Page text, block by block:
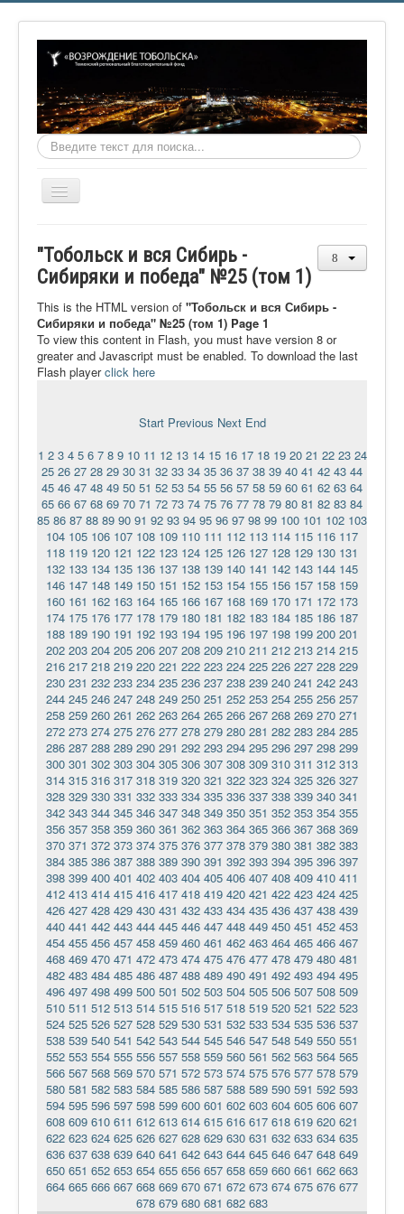
Искать...
Включить/
О фонде
Видеоматериалы
Контакты
Ермаковополе.рф
"Тобольск и вся Сибирь -
Сибиряки и победа" №25 (том 1)
This is the HTML version of "Тобольск и вся Сибирь -
Сибиряки и победа" №25 (том 1) Page 1
To view this content in Flash, you must have version 8 or
greater and Javascript must be enabled. To download the last
Flash playerclick here
Start Previous Next End
1 2 3 4 5 6 7 8 9 10 11 12 13 14 15 16 17 18 19 20 21 22 23 24
25 26 27 28 29 30 31 32 33 34 35 36 37 38 39 40 41 42 43 44
45 46 47 48 49 50 51 52 53 54 55 56 57 58 59 60 61 62 63 64
65 66 67 68 69 70 71 72 73 74 75 76 77 78 79 80 81 82 83 84
85 86 87 88 89 90 91 92 93 94 95 96 97 98 99 100 101 102 103
104 105 106 107 108 109 110 111 112 113 114 115 116 117
118 119 120 121 122 123 124 125 126 127 128 129 130 131
132 133 134 135 136 137 138 139 140 141 142 143 144 145
146 147 148 149 150 151 152 153 154 155 156 157 158 159
160 161 162 163 164 165 166 167 168 169 170 171 172 173
174 175 176 177 178 179 180 181 182 183 184 185 186 187
188 189 190 191 192 193 194 195 196 197 198 199 200 201
202 203 204 205 206 207 208 209 210 211 212 213 214 215
216 217 218 219 220 221 222 223 224 225 226 227 228 229
230 231 232 233 234 235 236 237 238 239 240 241 242 243
244 245 246 247 248 249 250 251 252 253 254 255 256 257
258 259 260 261 262 263 264 265 266 267 268 269 270 271
272 273 274 275 276 277 278 279 280 281 282 283 284 285
286 287 288 289 290 291 292 293 294 295 296 297 298 299
300 301 302 303 304 305 306 307 308 309 310 311 312 313
314 315 316 317 318 319 320 321 322 323 324 325 326 327
328 329 330 331 332 333 334 335 336 337 338 339 340 341
342 343 344 345 346 347 348 349 350 351 352 353 354 355
356 357 358 359 360 361 362 363 364 365 366 367 368 369
370 371 372 373 374 375 376 377 378 379 380 381 382 383
384 385 386 387 388 389 390 391 392 393 394 395 396 397
398 399 400 401 402 403 404 405 406 407 408 409 410 411
412 413 414 415 416 417 418 419 420 421 422 423 424 425
426 427 428 429 430 431 432 433 434 435 436 437 438 439
440 441 442 443 444 445 446 447 448 449 450 451 452 453
454 455 456 457 458 459 460 461 462 463 464 465 466 467
468 469 470 471 472 473 474 475 476 477 478 479 480 481
482 483 484 485 486 487 488 489 490 491 492 493 494 495
496 497 498 499 500 501 502 503 504 505 506 507 508 509
510 511 512 513 514 515 516 517 518 519 520 521 522 523
524 525 526 527 528 529 530 531 532 533 534 535 536 537
538 539 540 541 542 543 544 545 546 547 548 549 550 551
552 553 554 555 556 557 558 559 560 561 562 563 564 565
566 567 568 569 570 571 572 573 574 575 576 577 578 579
580 581 582 583 584 585 586 587 588 589 590 591 592 593
594 595 596 597 598 599 600 601 602 603 604 605 606 607
608 609 610 611 612 613 614 615 616 617 618 619 620 621
622 623 624 625 626 627 628 629 630 631 632 633 634 635
636 637 638 639 640 641 642 643 644 645 646 647 648 649
650 651 652 653 654 655 656 657 658 659 660 661 662 663
664 665 666 667 668 669 670 671 672 673 674 675 676 677
678 679 680 681 682 683